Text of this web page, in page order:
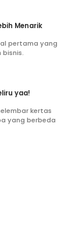
Menarik
pertama yang
yaa!
kertas
yang berbeda